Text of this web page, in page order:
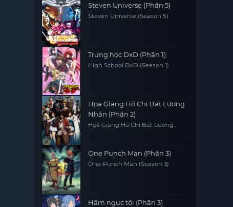
Steven Universe (Phần 5)
Steven Universe (Season 5)
Trung học DxD (Phần 1)
High School DxD (Season 1)
Họa Giang Hồ Chi Bất Lương
Nhân (Phần 2)
Họa Giang Hồ Chi Bất Lương
One Punch Man (Phần 3)
One-Punch Man (Season 3)
Hầm ngục tối (Phần 3)